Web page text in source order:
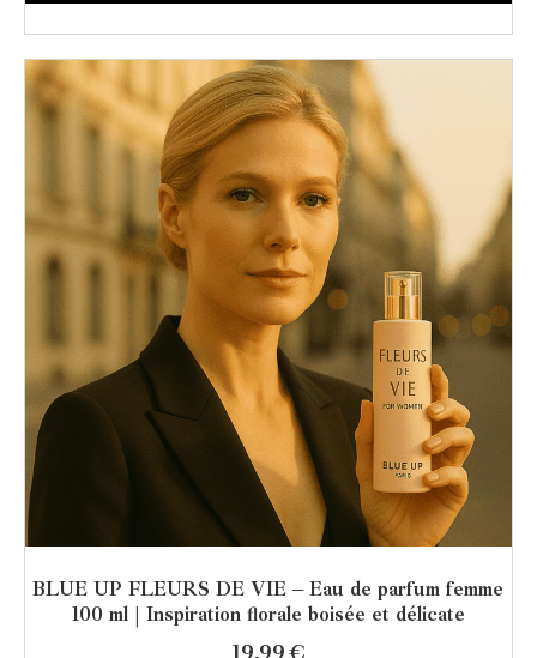
BLUE UP FLEURS DE VIE – Eau de parfum femme
100 ml | Inspiration florale boisée et délicate